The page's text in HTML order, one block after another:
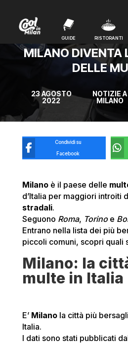
GUIDE RISTORANTI
GUIDE RISTORANTI
MILANO DIVENTA
DELLE
23 AGOSTO
2022
NOTIZIE A
MILANO
Condividi su
Facebook
Milanoè il paese delle
d’Italia per maggiori introiti
stradali.
Seguono Roma, Torinoe
Entrano nella lista dei più
piccoli comuni, scopri quali
Milano: la
multe in Italia
E’ Milano la città più
Italia.
I dati sono stati pubblicati